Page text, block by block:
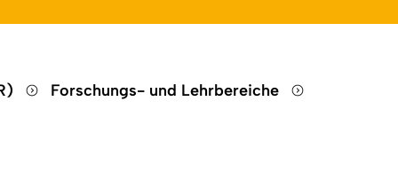
Forschungs- und Lehrbereiche